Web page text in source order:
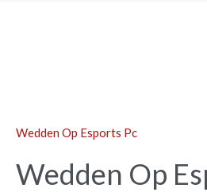
Wedden Op Esports Pc
Wedden Op